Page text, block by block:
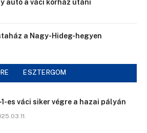
autó a váci kórház utáni
a Nagy-Hideg-hegyen
ESZTERGOM
1-es váci siker végre a hazai pályán